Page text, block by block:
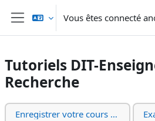
Passer au contenu principal
Panneau latéral
Vous êtes connecté
Tutoriels DIT-
Recherche
Résumé de section
Enregistrer votre cours / Kurs aufzeichnen (video)